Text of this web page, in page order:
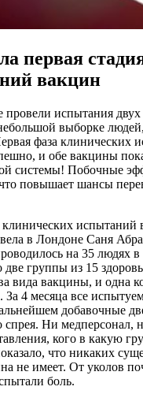
первая
вакцин
провели испытания
выборке
фаза клинических
и обе вакцины
системы! Побочные
повышает шансы
испытаний
в Лондоне Саня
на 35 людях
две группы из 15
вида вакцины, и одна
За 4 месяца все
добавочные
спрея. Ни медперсонал,
кого в какую
что никаких
не имеет. От уколов
боль.